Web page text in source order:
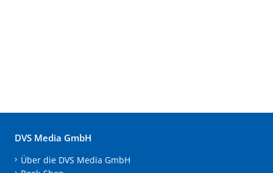
DVS Media GmbH
Über die DVS Media GmbH